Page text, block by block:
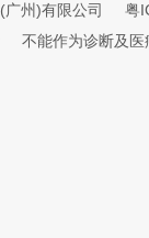
州)有限公司
粤
不能作为诊断及医